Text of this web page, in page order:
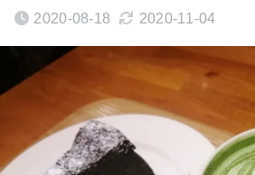
2020-08-18 2020-11-04